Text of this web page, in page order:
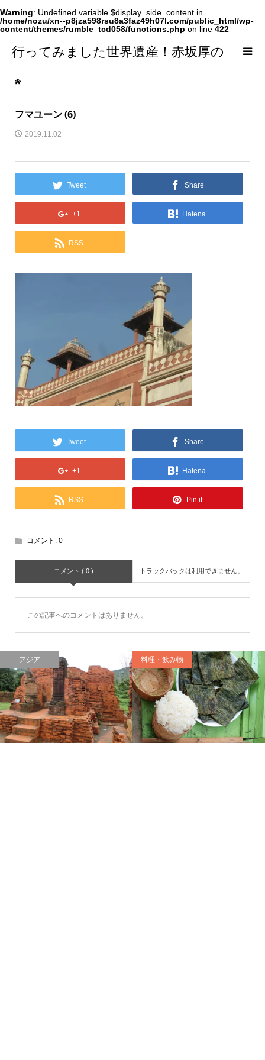
Warning: Undefined variable $display_side_content in
/home/nozu/xn--p8jza598rsu8a3faz49h07l.com/public_html/wp-
content/themes/rumble_tcd058/functions.php on line 422
行ってみました世界遺産！赤坂厚の
world Heritage
フマユーン (6)
2019.11.02
Tweet Share
+1 Hatena
RSS
Tweet Share
+1 Hatena
RSS Pin it
コメント: 0
コメント ( 0 ) トラックバックは利用できません。
この記事へのコメントはありません。
アジア 料理・飲み物